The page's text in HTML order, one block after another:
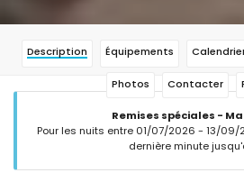
Description Équipements
Photos Contacter
Remises spéciales -
Pour les nuits entre 01/07/2026 - 13/
dernière minute